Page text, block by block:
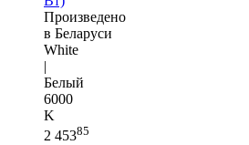
Произведено
в Беларуси
White
|
Белый
6000
K
2 45385